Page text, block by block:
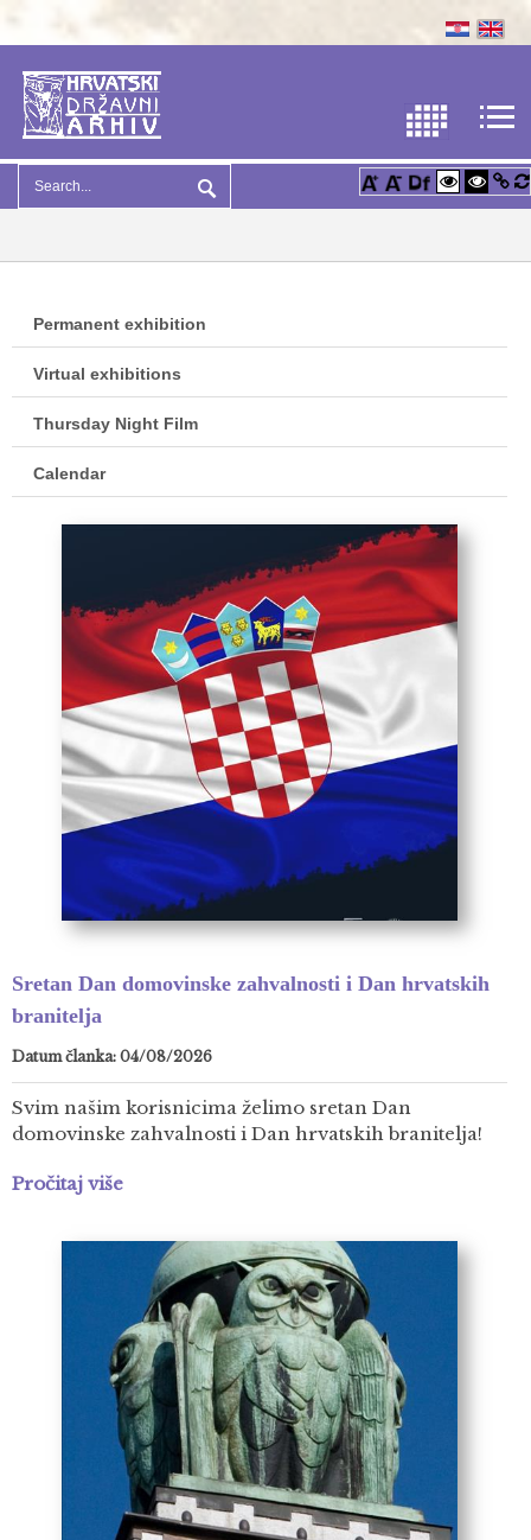
Permanent exhibition
Virtual exhibitions
Thursday Night Film
Calendar
Sretan Dan domovinske zahvalnosti i Dan hrvatskih
branitelja
Datum članka: 04/08/2026
Svim našim korisnicima želimo sretan Dan
domovinske zahvalnosti i Dan hrvatskih branitelja!
Pročitaj više